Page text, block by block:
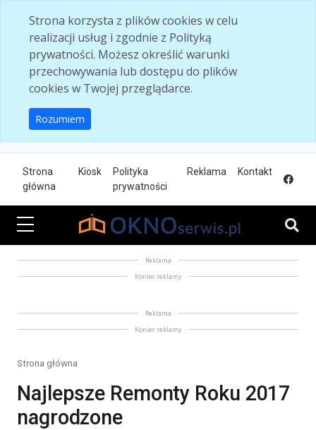
Strona korzysta z plików cookies w celu
realizacji usług i zgodnie z Polityką
prywatności. Możesz określić warunki
przechowywania lub dostępu do plików
cookies w Twojej przeglądarce.
Rozumiem
Strona
główna
Kiosk
Polityka
prywatności
Reklama Kontakt
Reklama
Koniec reklamy
Reklama
Koniec reklamy
Strona główna
Najlepsze Remonty Roku 2017
nagrodzone